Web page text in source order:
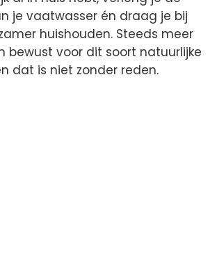
je vaatwasser én draag je bij
huishouden. Steeds meer
bewust voor dit soort natuurlijke
dat is niet zonder reden.